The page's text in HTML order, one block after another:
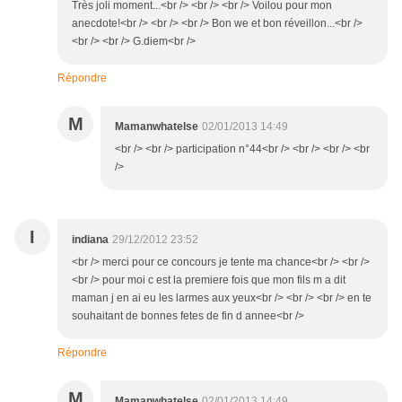
Très joli moment...<br /> <br /> <br /> Voilou pour mon
anecdote!<br /> <br /> <br /> Bon we et bon réveillon...<br />
<br /> <br /> G.diem<br />
Répondre
M Mamanwhatelse 02/01/2013 14:49
<br /> <br /> participation n°44<br /> <br /> <br /> <br
/>
I indiana 29/12/2012 23:52
<br /> merci pour ce concours je tente ma chance<br /> <br />
<br /> pour moi c est la premiere fois que mon fils m a dit
maman j en ai eu les larmes aux yeux<br /> <br /> <br /> en te
souhaitant de bonnes fetes de fin d annee<br />
Répondre